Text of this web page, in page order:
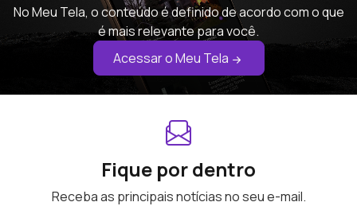
No Meu Tela, o conteúdo é definido de acordo com o que
é mais relevante para você.
Acessar o Meu Tela
Fique por dentro
Receba as principais notícias no seu e-mail.